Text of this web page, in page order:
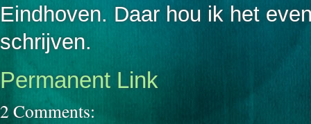
Eindhoven. Daar hou ik het
schrijven.
Permanent Link
2 Comments: